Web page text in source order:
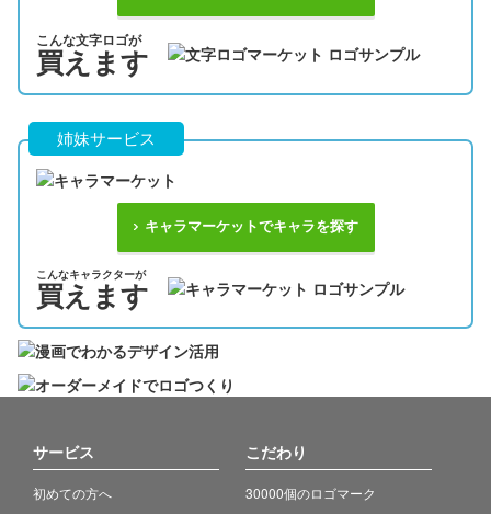
こんな文字ロゴが
買えます
姉妹サービス
キャラマーケットでキャラを探す
こんなキャラクターが
買えます
サービス
初めての方へ
こだわり
30000個のロゴマーク